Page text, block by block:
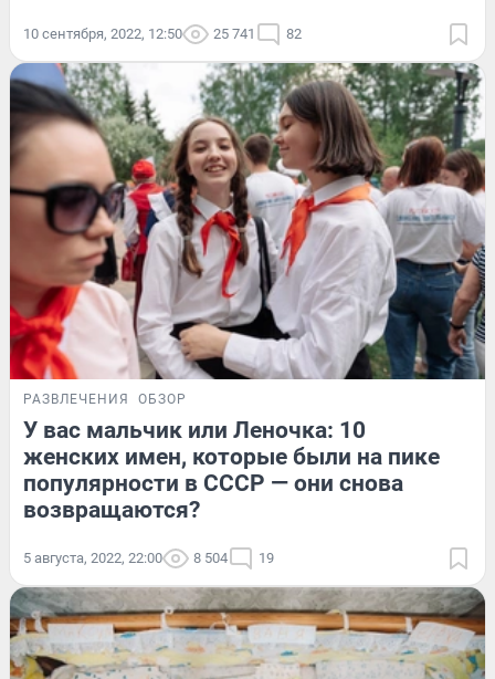
10 сентября, 2022, 12:50 25 741 82
РАЗВЛЕЧЕНИЯ ОБЗОР
У вас мальчик или Леночка: 10
женских имен, которые были на пике
популярности в СССР — они снова
возвращаются?
5 августа, 2022, 22:00 8 504 19